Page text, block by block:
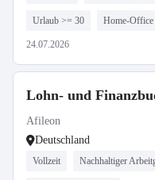
Urlaub >= 30 Home-Office
24.07.2026
Lohn- und
Afileon
Deutschland
Vollzeit Nachhaltiger